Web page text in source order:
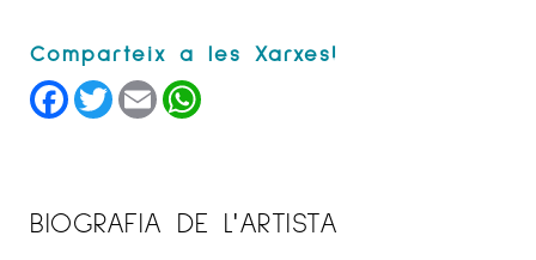
Facebook
TwitterEmail
BIOGRAFIA DE L'ARTISTA